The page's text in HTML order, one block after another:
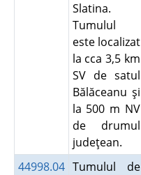
Slatina.
Tumulul
este localizat
la cca 3,5 km
SV de satul
Bălăceanu şi
la 500 m NV
de drumul
judeţean.
44998.04 Tumulul de